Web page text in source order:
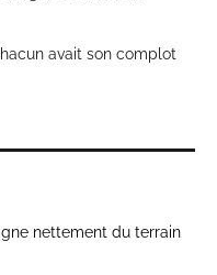
avait son complot
nettement du terrain